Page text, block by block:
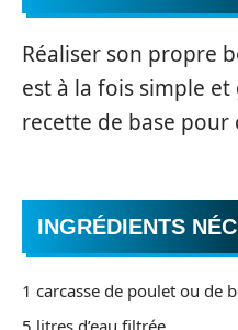
Réaliser son propre
est à la fois simple
recette de base pour
INGRÉDIENTS
1 carcasse de poulet ou de
5 litres d’eau filtrée